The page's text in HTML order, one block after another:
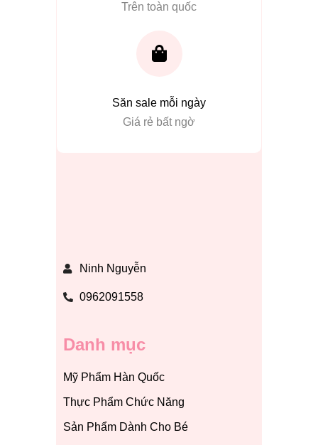
Trên toàn quốc
Săn sale mỗi ngày
Giá rẻ bất ngờ
Ninh Nguyễn
0962091558
Danh mục
Mỹ Phẩm Hàn Quốc
Thực Phẩm Chức Năng
Sản Phẩm Dành Cho Bé